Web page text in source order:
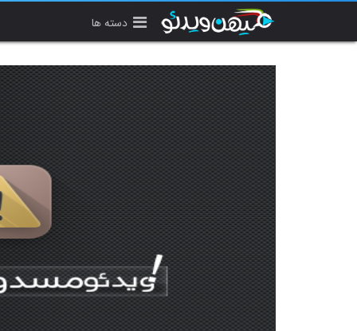
دسته ها